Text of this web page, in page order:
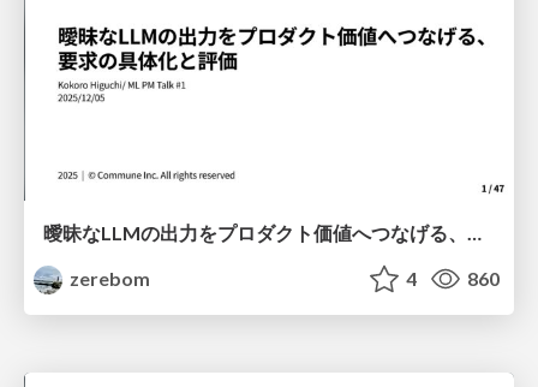
曖昧なLLMの出力をプロダクト価値へつなげる、要求の具体化と評価
zerebom
4 860